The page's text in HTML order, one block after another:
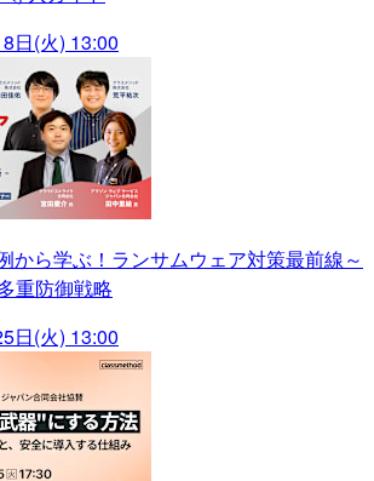
日(火) 13:00
から学ぶ！ランサムウェア対策最前線～
重防御戦略
日(火) 13:00